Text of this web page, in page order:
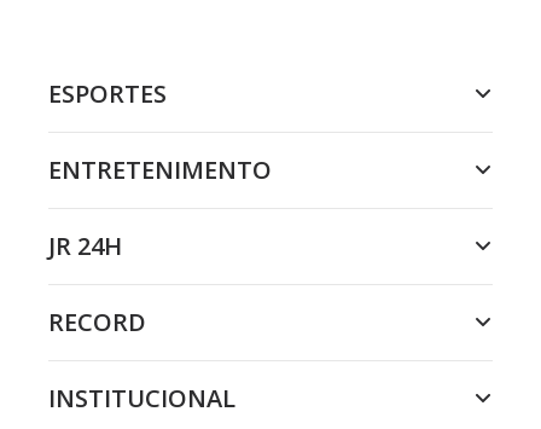
ESPORTES
ENTRETENIMENTO
JR 24H
RECORD
INSTITUCIONAL